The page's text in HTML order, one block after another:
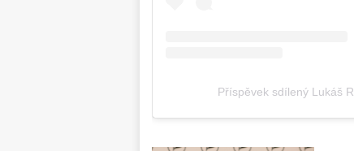
Příspěvek sdílený Lukáš